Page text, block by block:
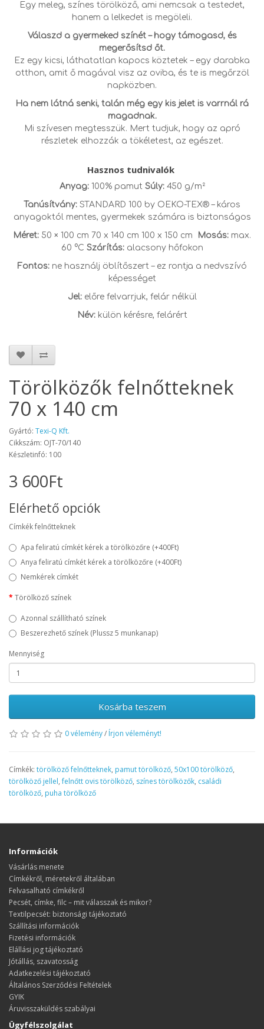
Egy meleg, színes törölköző, ami nemcsak a testedet,
hanem a lelkedet is megöleli.
Válaszd a gyermeked színét – hogy támogasd, és
megerősítsd őt.
Ez egy kicsi, láthatatlan kapocs köztetek – egy darabka
otthon, amit ő magával visz az oviba, és te is megőrzöl
napközben.
Ha nem látná senki, talán még egy kis jelet is varrnál rá
magadnak.
Mi szívesen megtesszük. Mert tudjuk, hogy az apró
részletek elhozzák a tökéletest, az egészet.
Hasznos tudnivalók
Anyag:100% pamut Súly:450 g/m²
Tanúsítvány: STANDARD 100 by OEKO-TEX® – káros
anyagoktól mentes, gyermekek számára is biztonságos
Méret: 50 × 100 cm 70 x 140 cm 100 x 150 cm Mosás: max.
60 °C Szárítás:alacsony hőfokon
Fontos: ne használj öblítőszert – ez rontja a nedvszívó
képességet
Jel:előre felvarrjuk, felár nélkül
Név:külön kérésre, felárért
Törölközők felnőtteknek
70 x 140 cm
Gyártó: Texi-Q Kft.
Cikkszám: OJT-70/140
Készletinfó: 100
3 600Ft
Elérhető opciók
Címkék felnőtteknek
Apa feliratú címkét kérek a törölközőre (+400Ft)
Anya feliratú címkét kérek a törölközőre (+400Ft)
Nemkérek címkét
Törölköző színek
Azonnal szállítható színek
Beszerezhető színek (Plussz 5 munkanap)
Mennyiség
Kosárba teszem
0 vélemény/ Írjon véleményt!
Címkék: törölköző felnőtteknek, pamut törölköző, 50x100 törölköző,
törölköző jellel,felnőtt ovis törölköző, színes törölközők, családi
törölköző, puha törölköző
Információk
Vásárlás menete
​​​​​​​Címkékről, méretekről általában
Felvasalható címkékről
Pecsét, címke, filc – mit válasszak és mikor?
Textilpecsét: biztonsági tájékoztató
Szállítási információk
Fizetési információk
Elállási jog tájékoztató
Jótállás, szavatosság
Adatkezelési tájékoztató
Általános Szerződési Feltételek
GYIK
Áruvisszaküldés szabályai
Ügyfélszolgálat